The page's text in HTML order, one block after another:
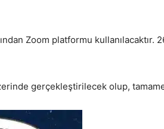
Zoom platformu kullanılacaktır.
gerçekleştirilecek olup,